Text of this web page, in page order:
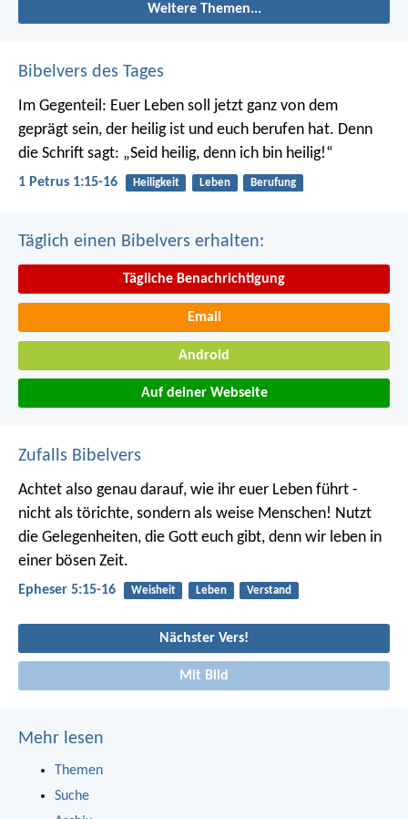
Weitere Themen...
Bibelvers des Tages
Im Gegenteil: Euer Leben soll jetzt ganz von dem
geprägt sein, der heilig ist und euch berufen hat. Denn
die Schrift sagt: „Seid heilig, denn ich bin heilig!“
1 Petrus 1:15-16 Heiligkeit Leben Berufung
Täglich einen Bibelvers erhalten:
Tägliche Benachrichtigung
Email
Android
Auf deiner Webseite
Zufalls Bibelvers
Achtet also genau darauf, wie ihr euer Leben führt -
nicht als törichte, sondern als weise Menschen! Nutzt
die Gelegenheiten, die Gott euch gibt, denn wir leben in
einer bösen Zeit.
Epheser 5:15-16 Weisheit Leben Verstand
Nächster Vers!
Mit Bild
Mehr lesen
Themen
Suche